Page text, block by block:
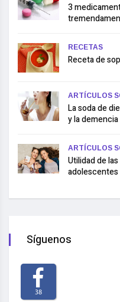
3
RECETAS
Receta de
ARTÍCULOS
La soda de
y la demencia
ARTÍCULOS
Utilidad de
Síguenos
38